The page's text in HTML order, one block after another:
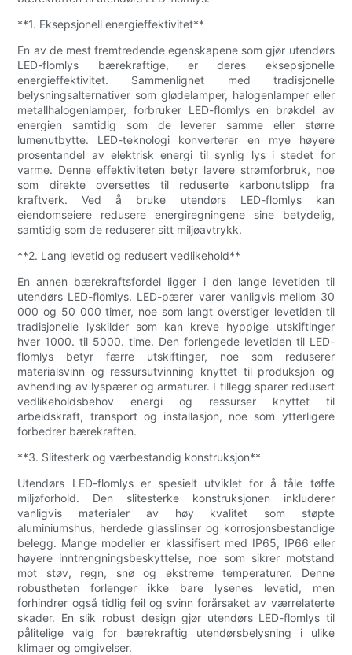
**1. Eksepsjonell energieffektivitet**
En av de mest fremtredende egenskapene som gjør utendørs
LED-flomlys bærekraftige, er deres eksepsjonelle
energieffektivitet. Sammenlignet med tradisjonelle
belysningsalternativer som glødelamper, halogenlamper eller
metallhalogenlamper, forbruker LED-flomlys en brøkdel av
energien samtidig som de leverer samme eller større
lumenutbytte. LED-teknologi konverterer en mye høyere
prosentandel av elektrisk energi til synlig lys i stedet for
varme. Denne effektiviteten betyr lavere strømforbruk, noe
som direkte oversettes til reduserte karbonutslipp fra
kraftverk. Ved å bruke utendørs LED-flomlys kan
eiendomseiere redusere energiregningene sine betydelig,
samtidig som de reduserer sitt miljøavtrykk.
**2. Lang levetid og redusert vedlikehold**
En annen bærekraftsfordel ligger i den lange levetiden til
utendørs LED-flomlys. LED-pærer varer vanligvis mellom 30
000 og 50 000 timer, noe som langt overstiger levetiden til
tradisjonelle lyskilder som kan kreve hyppige utskiftinger
hver 1000. til 5000. time. Den forlengede levetiden til LED-
flomlys betyr færre utskiftinger, noe som reduserer
materialsvinn og ressursutvinning knyttet til produksjon og
avhending av lyspærer og armaturer. I tillegg sparer redusert
vedlikeholdsbehov energi og ressurser knyttet til
arbeidskraft, transport og installasjon, noe som ytterligere
forbedrer bærekraften.
**3. Slitesterk og værbestandig konstruksjon**
Utendørs LED-flomlys er spesielt utviklet for å tåle tøffe
miljøforhold. Den slitesterke konstruksjonen inkluderer
vanligvis materialer av høy kvalitet som støpte
aluminiumshus, herdede glasslinser og korrosjonsbestandige
belegg. Mange modeller er klassifisert med IP65, IP66 eller
høyere inntrengningsbeskyttelse, noe som sikrer motstand
mot støv, regn, snø og ekstreme temperaturer. Denne
robustheten forlenger ikke bare lysenes levetid, men
forhindrer også tidlig feil og svinn forårsaket av værrelaterte
skader. En slik robust design gjør utendørs LED-flomlys til
pålitelige valg for bærekraftig utendørsbelysning i ulike
klimaer og omgivelser.